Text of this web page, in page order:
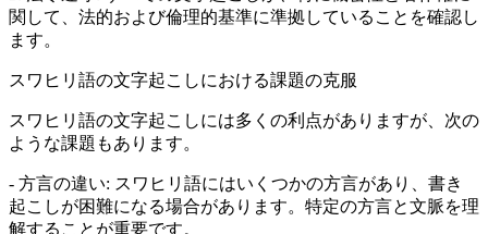
関して、法的および倫理的基準に準拠していることを確認し
ます。
スワヒリ語の文字起こしにおける課題の克服
スワヒリ語の文字起こしには多くの利点がありますが、次の
ような課題もあります。
- 方言の違い: スワヒリ語にはいくつかの方言があり、書き
起こしが困難になる場合があります。特定の方言と文脈を理
解することが重要です。